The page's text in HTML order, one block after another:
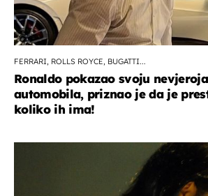
FERRARI, ROLLS ROYCE, BUGATTI...
Ronaldo pokazao svoju
automobila, priznao je da je
koliko ih ima!